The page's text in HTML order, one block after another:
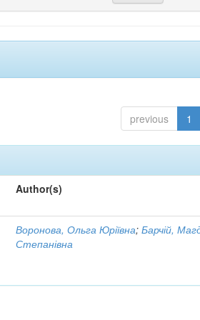
previous 1
Author(s)
Воронова, Ольга Юріївна;Барчій,
Степанівна